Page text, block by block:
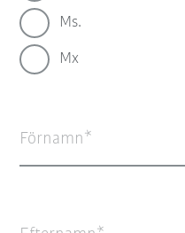
Ms.
Mx
Förnamn